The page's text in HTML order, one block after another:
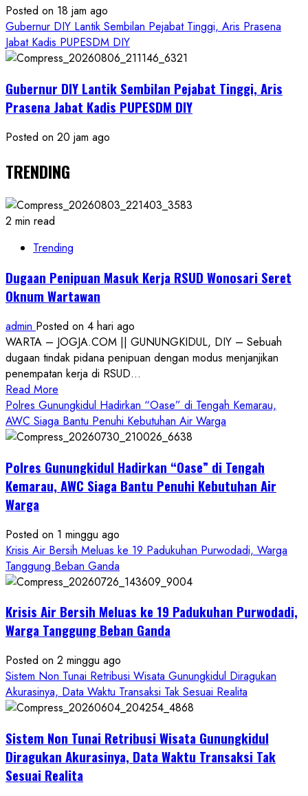
Posted on 18 jam ago
Gubernur DIY Lantik Sembilan Pejabat Tinggi, Aris Prasena
Jabat Kadis PUPESDM DIY
Gubernur DIY Lantik Sembilan Pejabat Tinggi, Aris
Prasena Jabat Kadis PUPESDM DIY
Posted on 20 jam ago
TRENDING
2 min read
Trending
Dugaan Penipuan Masuk Kerja RSUD Wonosari Seret
Oknum Wartawan
admin Posted on 4 hari ago
WARTA – JOGJA.COM || GUNUNGKIDUL, DIY – Sebuah
dugaan tindak pidana penipuan dengan modus menjanjikan
penempatan kerja di RSUD...
Read More
more
about
Dugaan
Masuk
Kerja
Seret
Oknum
Wartawan
Polres Gunungkidul Hadirkan “Oase” di Tengah Kemarau,
AWC Siaga Bantu Penuhi Kebutuhan Air Warga
Polres Gunungkidul Hadirkan “Oase” di Tengah
Kemarau, AWC Siaga Bantu Penuhi Kebutuhan Air
Warga
Posted on 1 minggu ago
Krisis Air Bersih Meluas ke 19 Padukuhan Purwodadi, Warga
Tanggung Beban Ganda
Krisis Air Bersih Meluas ke 19 Padukuhan Purwodadi,
Warga Tanggung Beban Ganda
Posted on 2 minggu ago
Sistem Non Tunai Retribusi Wisata Gunungkidul Diragukan
Akurasinya, Data Waktu Transaksi Tak Sesuai Realita
Sistem Non Tunai Retribusi Wisata Gunungkidul
Diragukan Akurasinya, Data Waktu Transaksi Tak
Sesuai Realita